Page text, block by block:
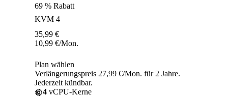
69 % Rabatt
KVM 4
35,99 €
10,99 €/Mon.
Plan wählen
Verlängerungspreis 27,99 €/Mon. für 2 Jahre.
Jederzeit kündbar.
4 vCPU-Kerne